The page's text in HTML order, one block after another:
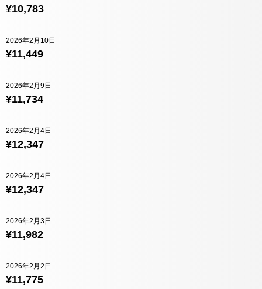
¥10,783
¥11,449
2026年2月10日
¥11,734
2026年2月9日
¥12,347
2026年2月4日
¥12,347
2026年2月4日
¥11,982
2026年2月3日
¥11,775
2026年2月2日